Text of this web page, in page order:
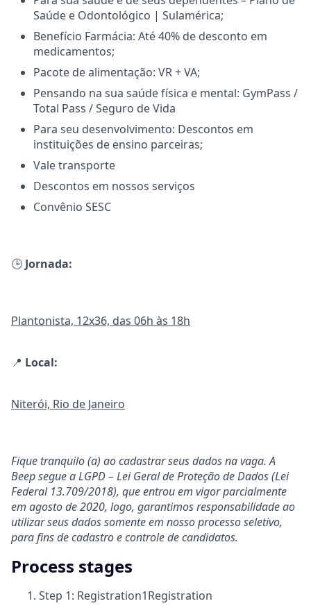
Saúde e Odontológico | Sulamérica;
Benefício Farmácia: Até 40% de desconto em
medicamentos;
Pacote de alimentação: VR + VA;
Pensando na sua saúde física e mental: GymPass /
Total Pass / Seguro de Vida
Para seu desenvolvimento: Descontos em
instituições de ensino parceiras;
Vale transporte
Descontos em nossos serviços
Convênio SESC
🕒 Jornada:
Plantonista, 12x36, das 06h às 18h
📍 Local:
Niterói, Rio de Janeiro
Fique tranquilo (a) ao cadastrar seus dados na vaga. A
Beep segue a LGPD – Lei Geral de Proteção de Dados (Lei
Federal 13.709/2018), que entrou em vigor parcialmente
em agosto de 2020, logo, garantimos responsabilidade ao
utilizar seus dados somente em nosso processo seletivo,
para fins de cadastro e controle de candidatos.
Process stages
Step 1: Registration1Registration